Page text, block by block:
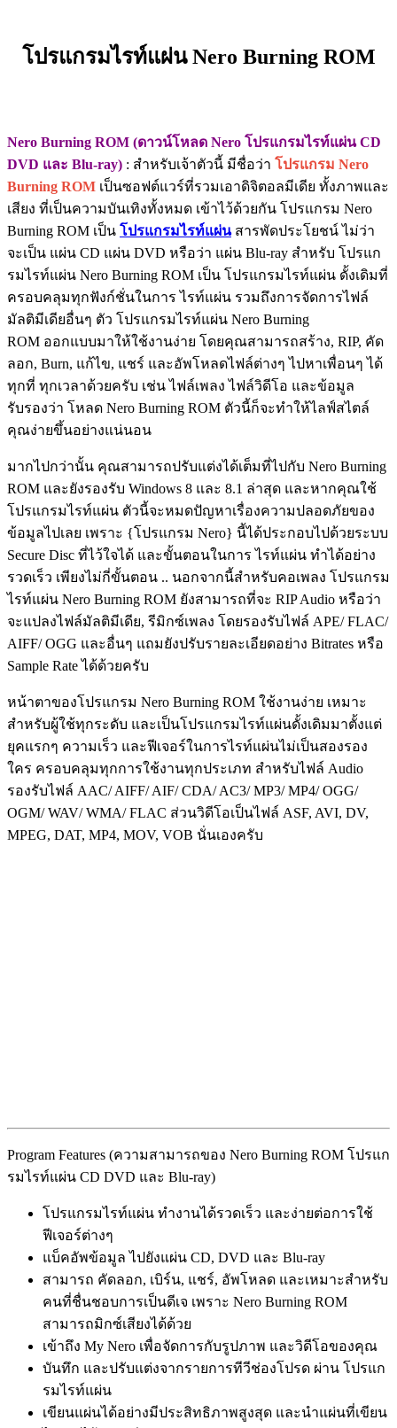
โปรแกรมไรท์แผ่น Nero Burning ROM
Nero Burning ROM (ดาวน์โหลด Nero โปรแกรมไรท์แผ่น CD
DVD และ Blu-ray) : สำหรับเจ้าตัวนี้ มีชื่อว่า โปรแกรม Nero
Burning ROM เป็นซอฟต์แวร์ที่รวมเอาดิจิตอลมีเดีย ทั้งภาพและ
เสียง ที่เป็นความบันเทิงทั้งหมด เข้าไว้ด้วยกัน โปรแกรม Nero
Burning ROM เป็น โปรแกรมไรท์แผ่นสารพัดประโยชน์ ไม่ว่า
จะเป็น แผ่น CD แผ่น DVD หรือว่า แผ่น Blu-ray สำหรับ โปรแก
รมไรท์แผ่น Nero Burning ROM เป็น โปรแกรมไรท์แผ่น ดั้งเดิมที่
ครอบคลุมทุกฟังก์ชั่นในการ ไรท์แผ่น รวมถึงการจัดการไฟล์
มัลติมีเดียอื่นๆ ตัว โปรแกรมไรท์แผ่น Nero Burning
ROM ออกแบบมาให้ใช้งานง่าย โดยคุณสามารถสร้าง, RIP, คัด
ลอก, Burn, แก้ไข, แชร์ และอัพโหลดไฟล์ต่างๆ ไปหาเพื่อนๆ ได้
ทุกที่ ทุกเวลาด้วยครับ เช่น ไฟล์เพลง ไฟล์วิดีโอ และข้อมูล
รับรองว่า โหลด Nero Burning ROM ตัวนี้ก็จะทำให้ไลฟ์สไตล์
คุณง่ายขึ้นอย่างแน่นอน
มากไปกว่านั้น คุณสามารถปรับแต่งได้เต็มที่ไปกับ Nero Burning
ROM และยังรองรับ Windows 8 และ 8.1 ล่าสุด และหากคุณใช้
โปรแกรมไรท์แผ่น ตัวนี้จะหมดปัญหาเรื่องความปลอดภัยของ
ข้อมูลไปเลย เพราะ {โปรแกรม Nero} นี้ได้ประกอบไปด้วยระบบ
Secure Disc ที่ไว้ใจได้ และขั้นตอนในการ ไรท์แผ่น ทำได้อย่าง
รวดเร็ว เพียงไม่กี่ขั้นตอน .. นอกจากนี้สำหรับคอเพลง โปรแกรม
ไรท์แผ่น Nero Burning ROM ยังสามารถที่จะ RIP Audio หรือว่า
จะแปลงไฟล์มัลติมีเดีย, รีมิกซ์เพลง โดยรองรับไฟล์ APE/ FLAC/
AIFF/ OGG และอื่นๆ แถมยังปรับรายละเอียดอย่าง Bitrates หรือ
Sample Rate ได้ด้วยครับ
หน้าตาของโปรแกรม Nero Burning ROM ใช้งานง่าย เหมาะ
สำหรับผู้ใช้ทุกระดับ และเป็นโปรแกรมไรท์แผ่นดั้งเดิมมาตั้งแต่
ยุคแรกๆ ความเร็ว และฟีเจอร์ในการไรท์แผ่นไม่เป็นสองรอง
ใคร ครอบคลุมทุกการใช้งานทุกประเภท สำหรับไฟล์ Audio
รองรับไฟล์ AAC/ AIFF/ AIF/ CDA/ AC3/ MP3/ MP4/ OGG/
OGM/ WAV/ WMA/ FLAC ส่วนวิดีโอเป็นไฟล์ ASF, AVI, DV,
MPEG, DAT, MP4, MOV, VOB นั่นเองครับ
Program Features (ความสามารถของ Nero Burning ROM โปรแก
รมไรท์แผ่น CD DVD และ Blu-ray)
โปรแกรมไรท์แผ่น ทำงานได้รวดเร็ว และง่ายต่อการใช้
ฟีเจอร์ต่างๆ
แบ็คอัพข้อมูล ไปยังแผ่น CD, DVD และ Blu-ray
สามารถ คัดลอก, เบิร์น, แชร์, อัพโหลด และเหมาะสำหรับ
คนที่ชื่นชอบการเป็นดีเจ เพราะ Nero Burning ROM
สามารถมิกซ์เสียงได้ด้วย
เข้าถึง My Nero เพื่อจัดการกับรูปภาพ และวิดีโอของคุณ
บันทึก และปรับแต่งจากรายการทีวีช่องโปรด ผ่าน โปรแก
รมไรท์แผ่น
เขียนแผ่นได้อย่างมีประสิทธิภาพสูงสุด และนำแผ่นที่เขียน